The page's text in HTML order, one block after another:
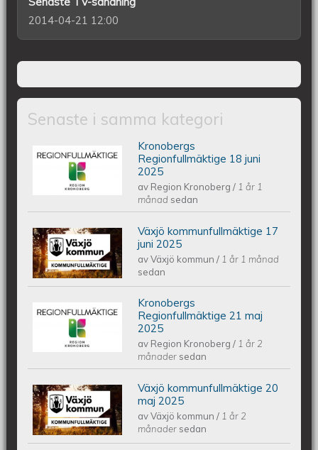
2014-04-21 12:00
Senaste i samma kategori
Kronobergs regionfullmäktige 18 juni
2025
Kronobergs
Regionfullmäktige 18 juni
2025
av Region Kronoberg/ 1 år 1
månad sedan
Växjös kommunfullmäktige 17 juni
2025
Växjö kommunfullmäktige 17
juni 2025
avVäxjö kommun/ 1 år 1 månad
sedan
Kronobergs regionfullmäktige 21 maj
2025
Kronobergs
Regionfullmäktige 21 maj
2025
av Region Kronoberg/ 1 år 2
månader sedan
Växjös kommunfullmäktige 20 maj
2025
Växjö kommunfullmäktige 20
maj 2025
avVäxjö kommun/ 1 år 2
månader sedan